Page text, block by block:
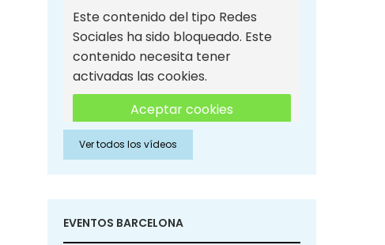
Este contenido del tipo Redes
Sociales ha sido bloqueado. Este
contenido necesita tener
activadas las cookies.
Aceptar cookies
Aceptar cookies de Redes
Sociales
Ver todos los vídeos
EVENTOS BARCELONA